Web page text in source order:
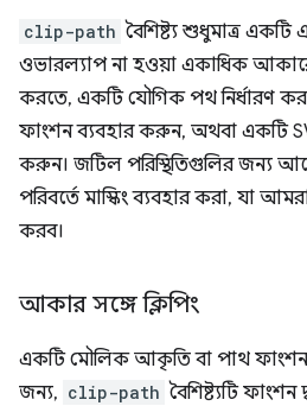
clip-path বৈশিষ্ট্য শুধুমাত্র
ওভারল্যাপ না হওয়া একাধিক
করতে, একটি যৌগিক পথ নির্ধারণ
ফাংশন ব্যবহার করুন, অথবা একটি
করুন। জটিল পরিস্থিতিগুলির জন্য
পরিবর্তে মাস্কিং ব্যবহার করা, যা
করব।
আকার সঙ্গে ক্লিপিং
একটি মৌলিক আকৃতি বা পাথ ফাংশন
জন্য, clip-path বৈশিষ্ট্যটি ফাংশন